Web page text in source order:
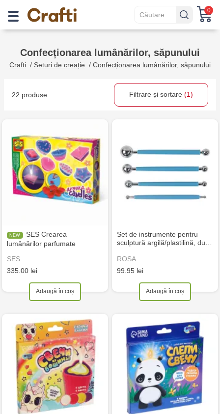
0
Confecționarea lumânărilor, săpunului
Crafti / Seturi de creație / Confecționarea lumânărilor, săpunului
22 produse Filtrare și sortare (1)
SES Crearea
lumânărilor parfumate
SES
335.00 lei
Adaugă în coș
Set de instrumente pentru
sculptură argilă/plastilină, du…
ROSA
99.95 lei
Adaugă în coș